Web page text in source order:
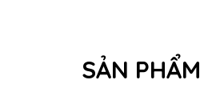
SẢN PHẨM